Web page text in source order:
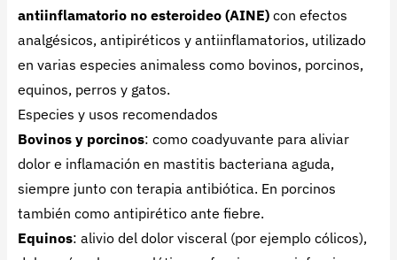
antiinflamatorio no esteroideo (AINE) con efectos
analgésicos, antipiréticos y antiinflamatorios, utilizado
en varias especies animaless como bovinos, porcinos,
equinos, perros y gatos.
Especies y usos recomendados
Bovinos y porcinos: como coadyuvante para aliviar
dolor e inflamación en mastitis bacteriana aguda,
siempre junto con terapia antibiótica. En porcinos
también como antipirético ante fiebre.
Equinos: alivio del dolor visceral (por ejemplo cólicos),